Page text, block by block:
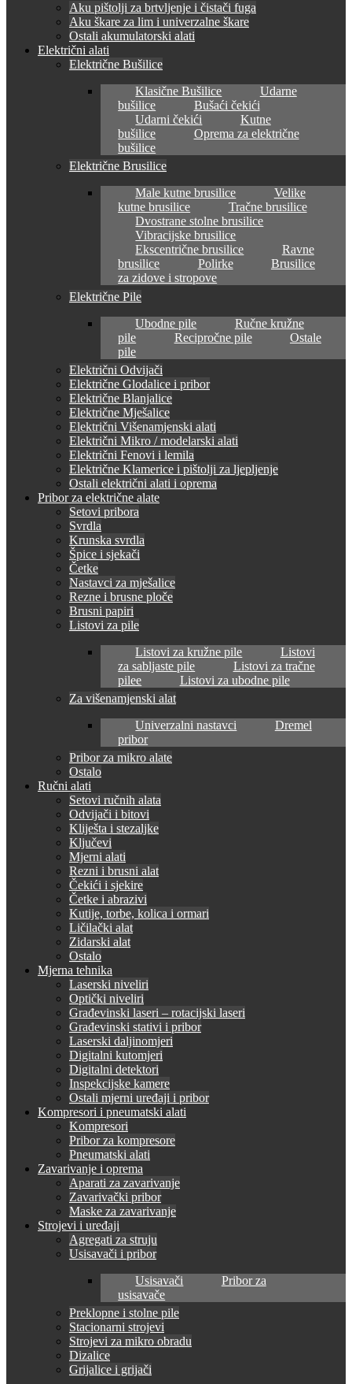
Aku pištolji za brtvljenje i čistači fuga
Aku škare za lim i univerzalne škare
Ostali akumulatorski alati
Električni alati
Električne Bušilice
Klasične Bušilice
Udarne
bušilice
Bušaći čekići
Udarni čekići
Kutne
bušilice
Oprema za električne
bušilice
Električne Brusilice
Male kutne brusilice
Velike
kutne brusilice
Tračne brusilice
Dvostrane stolne brusilice
Vibracijske brusilice
Ekscentrične brusilice
Ravne
brusilice
Polirke
Brusilice
za zidove i stropove
Električne Pile
Ubodne pile
Ručne kružne
pile
Recipročne pile
Ostale
pile
Električni Odvijači
Električne Glodalice i pribor
Električne Blanjalice
Električne Mješalice
Električni Višenamjenski alati
Električni Mikro / modelarski alati
Električni Fenovi i lemila
Električne Klamerice i pištolji za ljepljenje
Ostali električni alati i oprema
Pribor za električne alate
Setovi pribora
Svrdla
Krunska svrdla
Špice i sjekači
Četke
Nastavci za mješalice
Rezne i brusne ploče
Brusni papiri
Listovi za pile
Listovi za kružne pile
Listovi
za sabljaste pile
Listovi za tračne
pilee
Listovi za ubodne pile
Za višenamjenski alat
Univerzalni nastavci
Dremel
pribor
Pribor za mikro alate
Ostalo
Ručni alati
Setovi ručnih alata
Odvijači i bitovi
Kliješta i stezaljke
Ključevi
Mjerni alati
Rezni i brusni alat
Čekići i sjekire
Četke i abrazivi
Kutije, torbe, kolica i ormari
Ličilački alat
Zidarski alat
Ostalo
Mjerna tehnika
Laserski niveliri
Optički niveliri
Građevinski laseri – rotacijski laseri
Građevinski stativi i pribor
Laserski daljinomjeri
Digitalni kutomjeri
Digitalni detektori
Inspekcijske kamere
Ostali mjerni uređaji i pribor
Kompresori i pneumatski alati
Kompresori
Pribor za kompresore
Pneumatski alati
Zavarivanje i oprema
Aparati za zavarivanje
Zavarivački pribor
Maske za zavarivanje
Strojevi i uređaji
Agregati za struju
Usisavači i pribor
Usisavači
Pribor za
usisavače
Preklopne i stolne pile
Stacionarni strojevi
Strojevi za mikro obradu
Dizalice
Grijalice i grijači